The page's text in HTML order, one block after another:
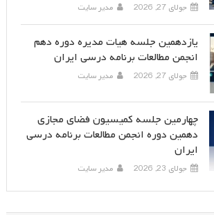
جولای 27, 2026 مدیر سایت
یازدهمین جلسه هیات مدیره دوره دهم
انجمن مطالعات برنامه درسی ایران
جولای 27, 2026 مدیر سایت
چهارمین جلسه کمیسیون فضای مجازی
دهمین دوره انجمن مطالعات برنامه درسی
ایران
جولای 23, 2026 مدیر سایت